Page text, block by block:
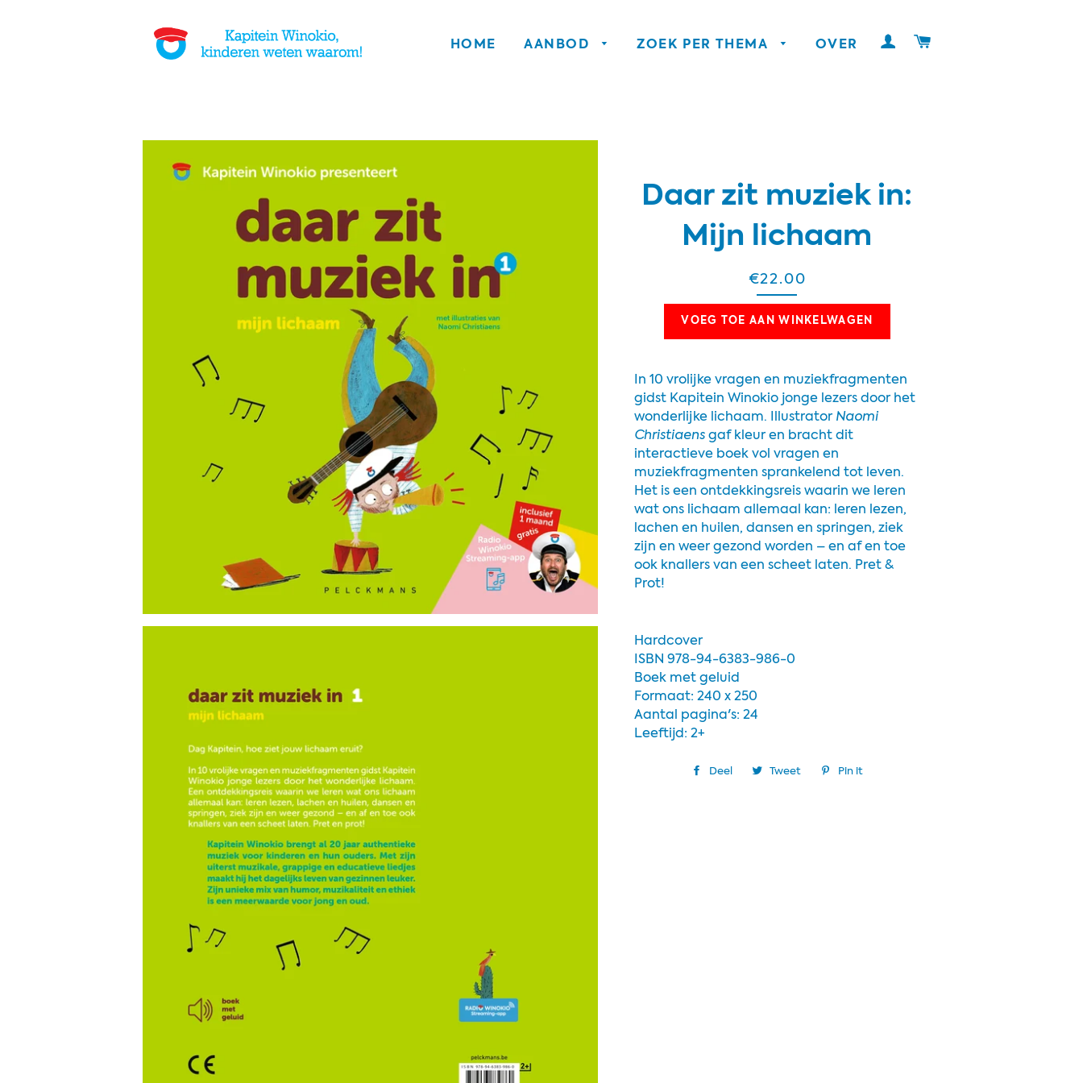
HOME AANBOD ZOEK PER THEMA OVER INLOGGEN
Daar zit muziek in:
Mijn lichaam
€22.00
VOEG TOE AAN WINKELWAGEN
In 10 vrolijke vragen en muziekfragmenten
gidst Kapitein Winokio jonge lezers door het
wonderlijke lichaam. Illustrator Naomi
Christiaensgaf kleur en bracht dit
interactieve boek vol vragen en
muziekfragmenten sprankelend tot leven.
Het is een ontdekkingsreis waarin we leren
wat ons lichaam allemaal kan: leren lezen,
lachen en huilen, dansen en springen, ziek
zijn en weer gezond worden – en af en toe
ook knallers van een scheet laten. Pret &
Prot!
Hardcover
ISBN 978-94-6383-986-0
Boek met geluid
Formaat: 240 x 250
Aantal pagina's: 24
Leeftijd: 2+
Deel Tweet Pin it